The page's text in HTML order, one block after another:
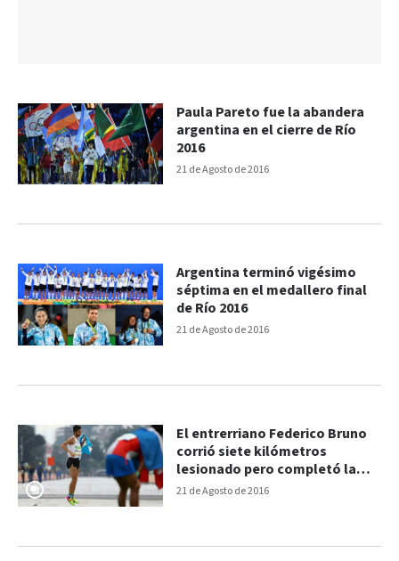
21 de Agosto de 2016
Paula Pareto fue la abandera
argentina en el cierre de Río
2016
21 de Agosto de 2016
Argentina terminó vigésimo
séptima en el medallero final
de Río 2016
21 de Agosto de 2016
El entrerriano Federico Bruno
corrió siete kilómetros
lesionado pero completó la
Maratón de Río